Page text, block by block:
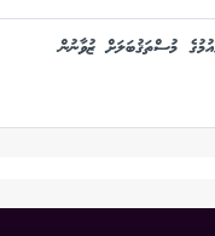
މުސްތަޤުބަލަށް ޒުވާނުން